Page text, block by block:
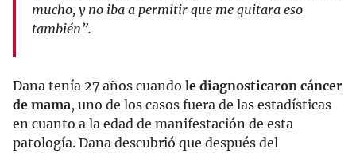
mucho, y no iba a permitir que me quitara eso
también”.
Dana tenía 27 años cuando le diagnosticaron cáncer
de mama, uno de los casos fuera de las estadísticas
en cuanto a la edad de manifestación de esta
patología. Dana descubrió que después del